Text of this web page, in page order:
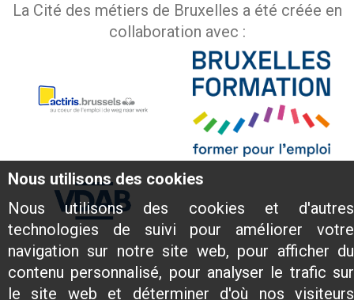
Nous utilisons des cookies
Nous utilisons des cookies et d'autres
technologies de suivi pour améliorer votre
navigation sur notre site web, pour afficher du
contenu personnalisé, pour analyser le trafic sur
le site web et déterminer d'où nos visiteurs
La Cité des métiers de Bruxelles a été créée en
collaboration avec :